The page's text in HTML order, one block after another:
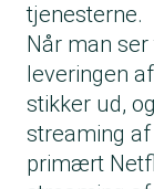
tjenesterne.
Når man
leveringen
stikker ud,
streaming
primært